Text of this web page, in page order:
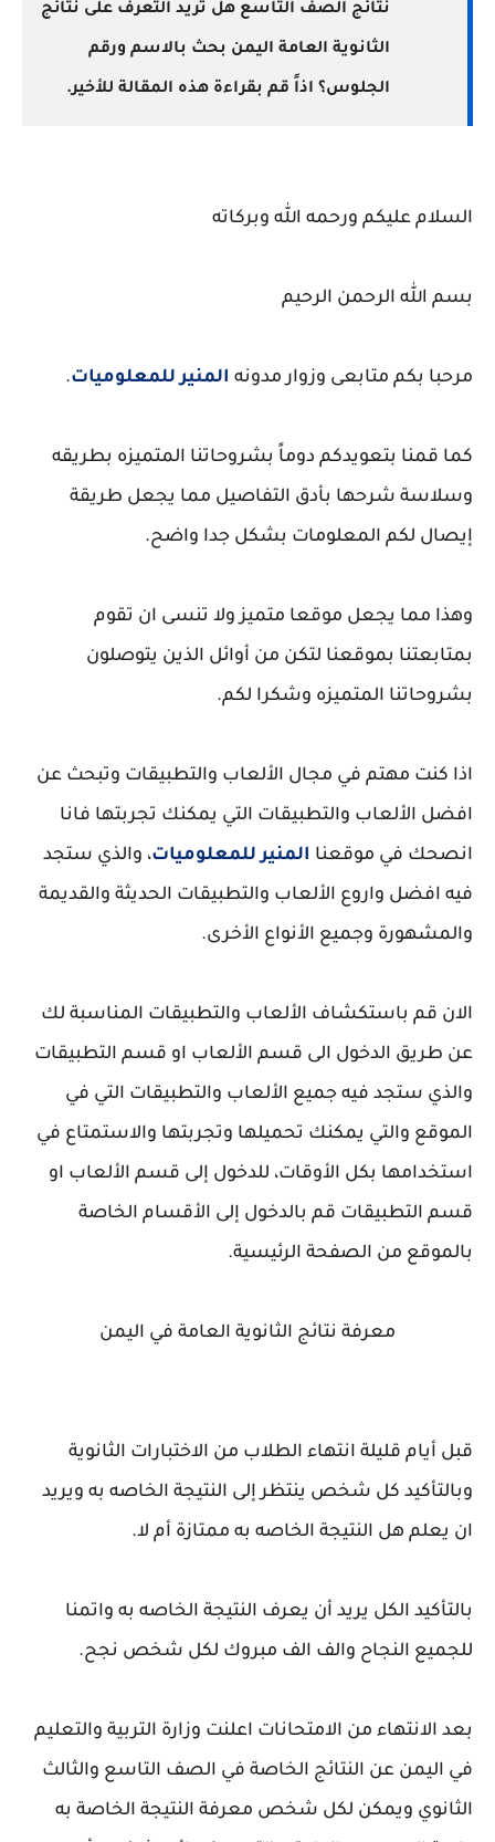
نتائج الصف التاسع هل تريد التعرف على نتائج
الثانوية العامة اليمن بحث بالاسم ورقم
الجلوس؟ اذاً قم بقراءة هذه المقالة للأخير.
السلام عليكم ورحمه الله وبركاته
بسم الله الرحمن الرحيم
مرحبا بكم متابعى وزوار مدونه المنير للمعلوميات.
كما قمنا بتعويدكم دوماً بشروحاتنا المتميزه بطريقه
وسلاسة شرحها بأدق التفاصيل مما يجعل طريقة
إيصال لكم المعلومات بشكل جدا واضح.
وهذا مما يجعل موقعا متميز ولا تنسى ان تقوم
بمتابعتنا بموقعنا لتكن من أوائل الذين يتوصلون
بشروحاتنا المتميزه وشكرا لكم.
اذا كنت مهتم في مجال الألعاب والتطبيقات وتبحث عن
افضل الألعاب والتطبيقات التي يمكنك تجربتها فانا
انصحك في موقعنا المنير للمعلوميات، والذي ستجد
فيه افضل واروع الألعاب والتطبيقات الحديثة والقديمة
والمشهورة وجميع الأنواع الأخرى.
الان قم باستكشاف الألعاب والتطبيقات المناسبة لك
عن طريق الدخول الى قسم الألعاب او قسم التطبيقات
والذي ستجد فيه جميع الألعاب والتطبيقات التي في
الموقع والتي يمكنك تحميلها وتجربتها والاستمتاع في
استخدامها بكل الأوقات، للدخول إلى قسم الألعاب او
قسم التطبيقات قم بالدخول إلى الأقسام الخاصة
بالموقع من الصفحة الرئيسية.
معرفة نتائج الثانوية العامة في اليمن
قبل أيام قليلة انتهاء الطلاب من الاختبارات الثانوية
وبالتأكيد كل شخص ينتظر إلى النتيجة الخاصه به ويريد
ان يعلم هل النتيجة الخاصه به ممتازة أم لا.
بالتأكيد الكل يريد أن يعرف النتيجة الخاصه به واتمنا
للجميع النجاح والف الف مبروك لكل شخص نجح.
بعد الانتهاء من الامتحانات اعلنت وزارة التربية والتعليم
في اليمن عن النتائج الخاصة في الصف التاسع والثالث
الثانوي ويمكن لكل شخص معرفة النتيجة الخاصة به